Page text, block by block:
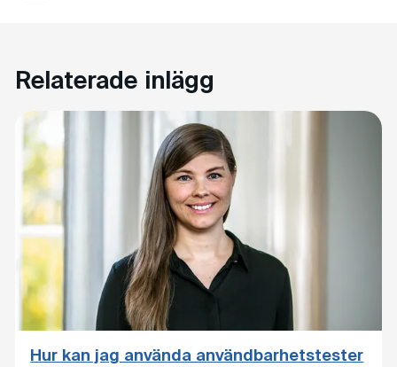
Relaterade inlägg
Hur kan jag använda användbarhetstester